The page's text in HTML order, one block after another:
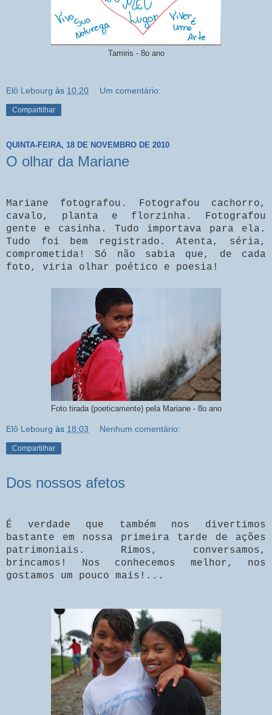
Tamiris - 8o ano
Elô Lebourg às 10:20 Um comentário:
Compartilhar
QUINTA-FEIRA, 18 DE NOVEMBRO DE 2010
O olhar da Mariane
Mariane fotografou. Fotografou cachorro,
cavalo, planta e florzinha. Fotografou
gente e casinha. Tudo importava para ela.
Tudo foi bem registrado. Atenta, séria,
comprometida! Só não sabia que, de cada
foto, viria olhar poético e poesia!
Foto tirada (poeticamente) pela Mariane - 8o ano
Elô Lebourg às 18:03 Nenhum comentário:
Compartilhar
Dos nossos afetos
É verdade que também nos divertimos
bastante em nossa primeira tarde de ações
patrimoniais. Rimos, conversamos,
brincamos! Nos conhecemos melhor, nos
gostamos um pouco mais!...